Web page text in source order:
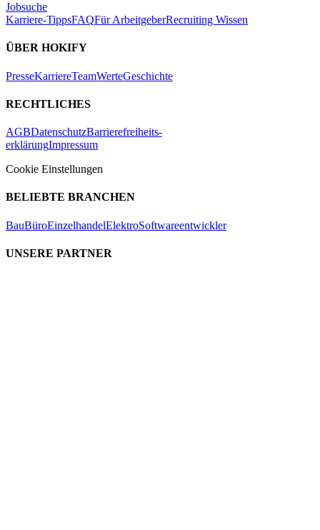
Jobsuche
Karriere-TippsFAQFür ArbeitgeberRecruiting Wissen
ÜBER HOKIFY
PresseKarriereTeamWerteGeschichte
RECHTLICHES
AGBDatenschutzBarrierefreiheits-
erklärungImpressum
Cookie Einstellungen
BELIEBTE BRANCHEN
BauBüroEinzelhandelElektroSoftwareentwickler
UNSERE PARTNER